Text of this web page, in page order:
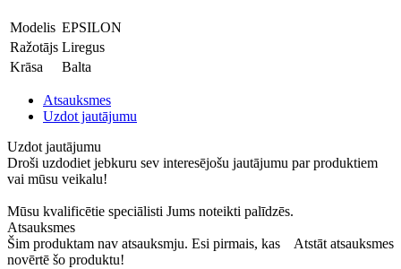
Modelis EPSILON
Ražotājs Liregus
Krāsa
Balta
Atsauksmes
Uzdot jautājumu
Uzdot jautājumu
Droši uzdodiet jebkuru sev interesējošu jautājumu par produktiem
vai mūsu veikalu!
Mūsu kvalificētie speciālisti Jums noteikti palīdzēs.
Atsauksmes
Atstāt atsauksmes
Šim produktam nav atsauksmju. Esi pirmais, kas
novērtē šo produktu!